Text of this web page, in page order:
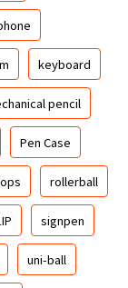
keyboard
pencil
Pen Case
rollerball
signpen
uni-ball